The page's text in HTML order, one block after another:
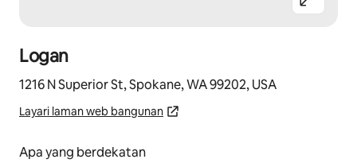
Logan
1216 N Superior St, Spokane, WA 99202, USA
Layari laman web bangunan
Apa yang berdekatan